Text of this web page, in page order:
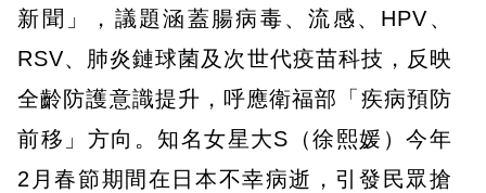
新聞」，議題涵蓋腸病毒、流感、HPV、
RSV、肺炎鏈球菌及次世代疫苗科技，反映
全齡防護意識提升，呼應衛福部「疾病預防
前移」方向。知名女星大S（徐熙媛）今年
2月春節期間在日本不幸病逝，引發民眾搶